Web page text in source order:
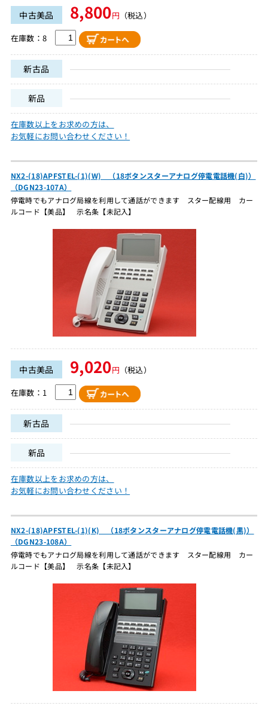
中古美品 8,800円 （税込）
在庫数：8
新古品
新品
在庫数以上をお求めの方は、
お気軽にお問い合わせください！
NX2-(18)APFSTEL-(1)(W) （18ボタンスターアナログ停電電話機(白)）
（DGN23-107A）
停電時でもアナログ局線を利用して通話ができます スター配線用 カー
ルコード【美品】 示名条【未記入】
中古美品 9,020円 （税込）
在庫数：1
新古品
新品
在庫数以上をお求めの方は、
お気軽にお問い合わせください！
NX2-(18)APFSTEL-(1)(K) （18ボタンスターアナログ停電電話機(黒)）
（DGN23-108A）
停電時でもアナログ局線を利用して通話ができます スター配線用 カー
ルコード【美品】 示名条【未記入】